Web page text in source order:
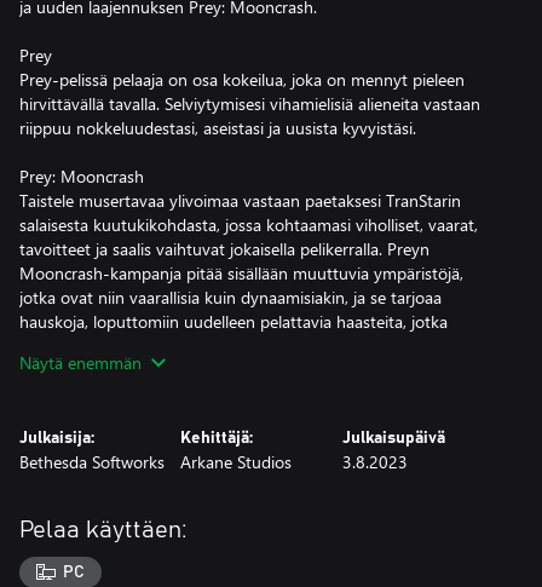
ja uuden laajennuksen Prey: Mooncrash.
Prey
Prey-pelissä pelaaja on osa kokeilua, joka on mennyt pieleen
hirvittävällä tavalla. Selviytymisesi vihamielisiä alieneita vastaan
riippuu nokkeluudestasi, aseistasi ja uusista kyvyistäsi.
Prey: Mooncrash
Taistele musertavaa ylivoimaa vastaan paetaksesi TranStarin
salaisesta kuutukikohdasta, jossa kohtaamasi viholliset, vaarat,
tavoitteet ja saalis vaihtuvat jokaisella pelikerralla. Preyn
Mooncrash-kampanja pitää sisällään muuttuvia ympäristöjä,
jotka ovat niin vaarallisia kuin dynaamisiakin, ja se tarjoaa
hauskoja, loputtomiin uudelleen pelattavia haasteita, jotka
Näytä enemmän
Julkaisija:
Bethesda Softworks
Kehittäjä:
Arkane Studios
Julkaisupäivä
3.8.2023
Pelaa käyttäen:
PC